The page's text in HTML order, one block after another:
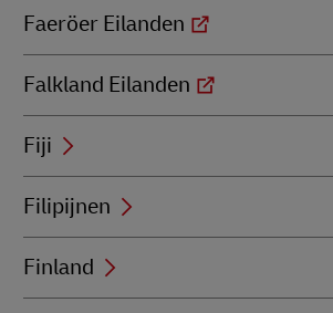
Faeröer Eilanden
Falkland Eilanden
Fiji
Filipijnen
Finland